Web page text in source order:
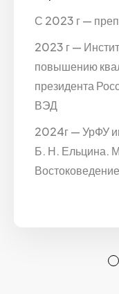
С 2023 г —
2023 г —
повышению
президента
ВЭД
2024г — УрФУ
Б. Н. Ельцина.